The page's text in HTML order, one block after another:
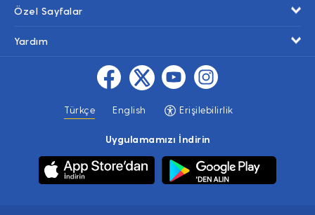
Özel Sayfalar
Yardım
Türkçe English Erişilebilirlik
Uygulamamızı İndirin